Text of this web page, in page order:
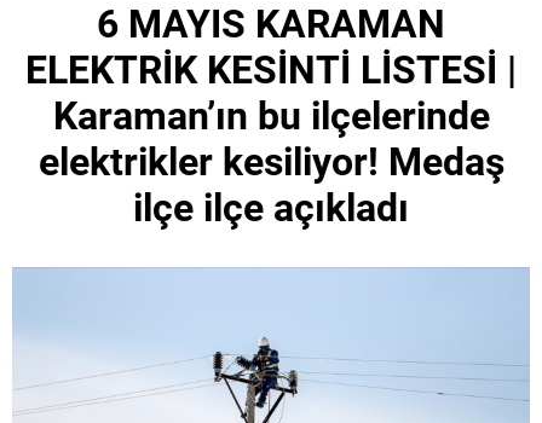
6 MAYIS KARAMAN
ELEKTRİK KESİNTİ LİSTESİ |
Karaman’ın bu ilçelerinde
elektrikler kesiliyor! Medaş
ilçe ilçe açıkladı